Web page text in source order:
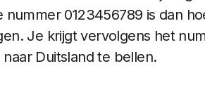
0123456789 is dan
Je krijgt vervolgens het
Duitsland te bellen.